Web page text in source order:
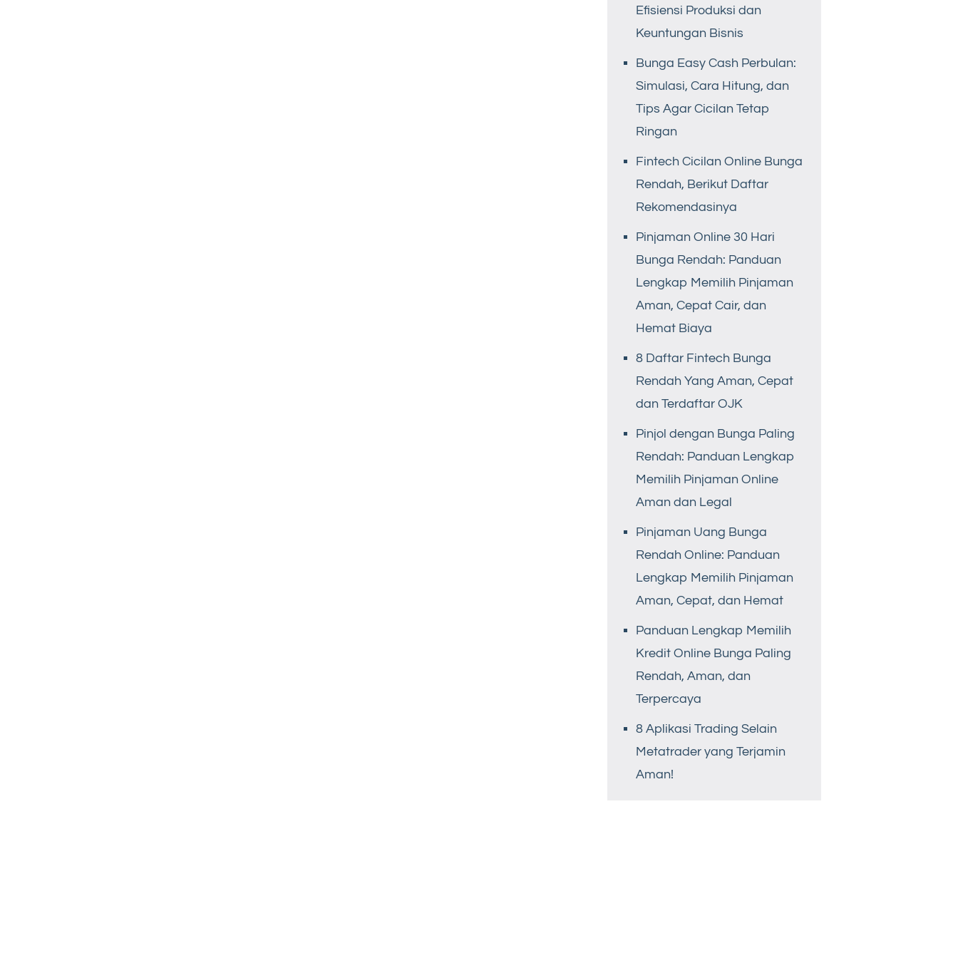
Efisiensi Produksi dan
Keuntungan Bisnis
Bunga Easy Cash Perbulan:
Simulasi, Cara Hitung, dan
Tips Agar Cicilan Tetap
Ringan
Fintech Cicilan Online Bunga
Rendah, Berikut Daftar
Rekomendasinya
Pinjaman Online 30 Hari
Bunga Rendah: Panduan
Lengkap Memilih Pinjaman
Aman, Cepat Cair, dan
Hemat Biaya
8 Daftar Fintech Bunga
Rendah Yang Aman, Cepat
dan Terdaftar OJK
Pinjol dengan Bunga Paling
Rendah: Panduan Lengkap
Memilih Pinjaman Online
Aman dan Legal
Pinjaman Uang Bunga
Rendah Online: Panduan
Lengkap Memilih Pinjaman
Aman, Cepat, dan Hemat
Panduan Lengkap Memilih
Kredit Online Bunga Paling
Rendah, Aman, dan
Terpercaya
8 Aplikasi Trading Selain
Metatrader yang Terjamin
Aman!